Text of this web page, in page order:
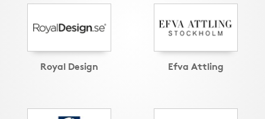
Royal Design Efva Attling